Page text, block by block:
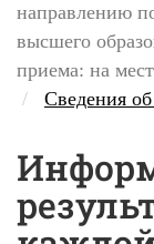
направлению
высшего
приема: на
Сведения об